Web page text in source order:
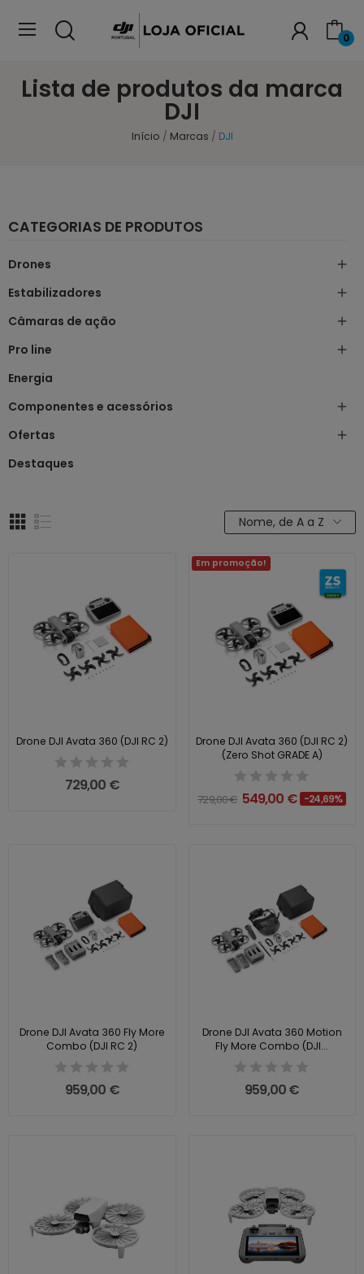
0
Lista de produtos da marca
DJI
Início Marcas DJI
CATEGORIAS DE PRODUTOS
Drones 
Estabilizadores 
Câmaras de ação 
Pro line 
Energia
Componentes e acessórios

Ofertas 
Destaques
Nome, de A a Z
Drone DJI Avata 360 (DJI RC 2)
729,00 €
Em promoção!
Drone DJI Avata 360 (DJI RC 2)
(Zero Shot GRADE A)
729,00 € 549,00 € -24,69%
Drone DJI Avata 360 Fly More
Combo (DJI RC 2)
959,00 €
Drone DJI Avata 360 Motion
Fly More Combo (DJI...
959,00 €